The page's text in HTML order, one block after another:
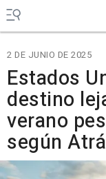
2 DE JUNIO DE 2025
Estados
destino
verano
según